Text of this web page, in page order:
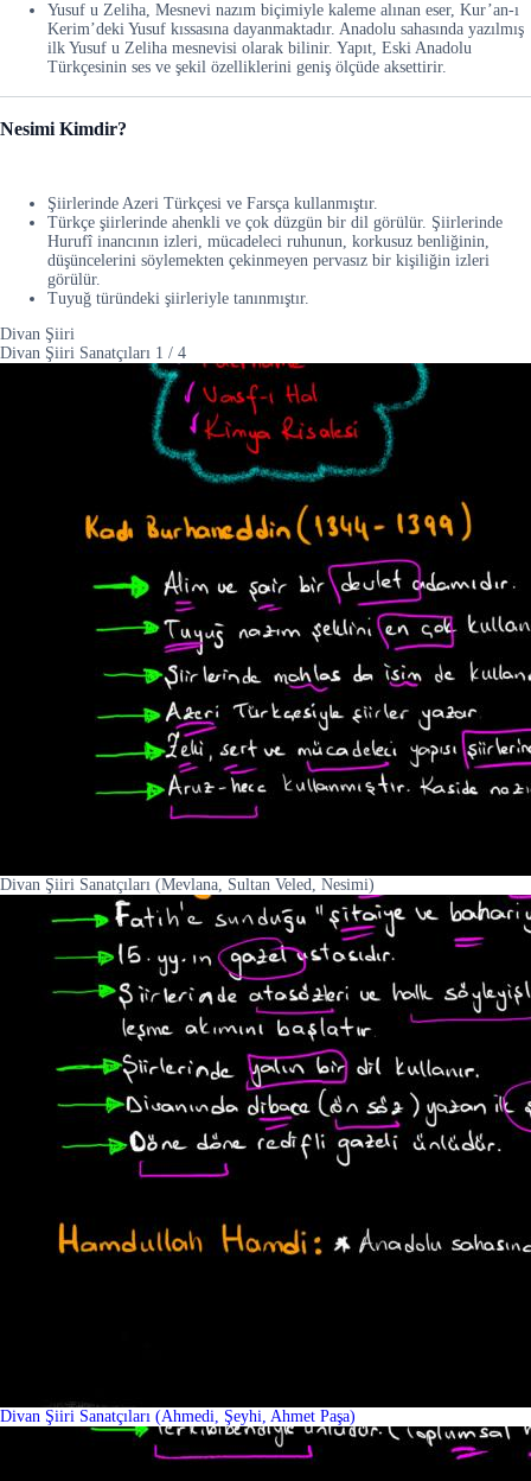
Yusuf u Zeliha, Mesnevi nazım biçimiyle kaleme alınan eser, Kur’an-ı
Kerim’deki Yusuf kıssasına dayanmaktadır. Anadolu sahasında yazılmış
ilk Yusuf u Zeliha mesnevisi olarak bilinir. Yapıt, Eski Anadolu
Türkçesinin ses ve şekil özelliklerini geniş ölçüde aksettirir.
Nesimi Kimdir?
Şiirlerinde Azeri Türkçesi ve Farsça kullanmıştır.
Türkçe şiirlerinde ahenkli ve çok düzgün bir dil görülür. Şiirlerinde
Hurufî inancının izleri, mücadeleci ruhunun, korkusuz benliğinin,
düşüncelerini söylemekten çekinmeyen pervasız bir kişiliğin izleri
görülür.
Tuyuğ türündeki şiirleriyle tanınmıştır.
Divan Şiiri
Divan Şiiri Sanatçıları 1 / 4
Divan Şiiri Sanatçıları (Mevlana, Sultan Veled, Nesimi)
Divan Şiiri Sanatçıları (Ahmedi, Şeyhi, Ahmet Paşa)